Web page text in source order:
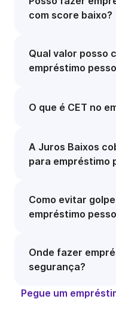
com score baixo?
Qual valor posso
empréstimo
O que é CET no
A Juros Baixos
para empréstimo
Como evitar
empréstimo
Onde fazer
segurança?
Pegue um